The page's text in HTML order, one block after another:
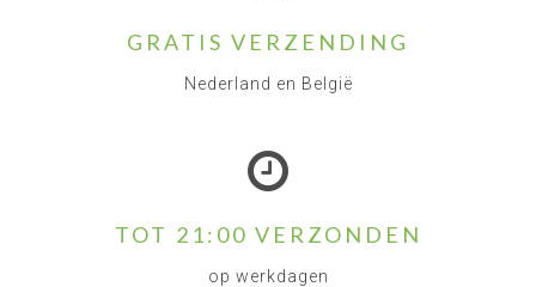
GRATIS VERZENDING
Nederland en België
TOT 21:00 VERZONDEN
op werkdagen